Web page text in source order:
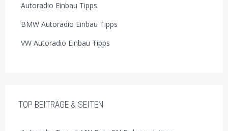
Autoradio Einbau Tipps
BMW Autoradio Einbau Tipps
VW Autoradio Einbau Tipps
TOP BEITRÄGE & SEITEN